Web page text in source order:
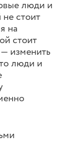
люди и
стоит
на
стоит
— изменить
люди и